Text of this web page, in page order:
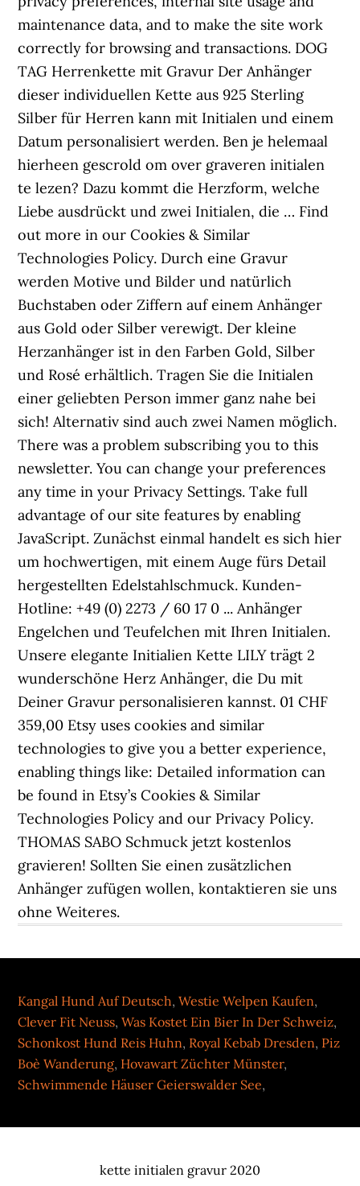
Kangal Hund Auf Deutsch,Westie Welpen Kaufen,
Clever Fit Neuss,Was Kostet Ein Bier In Der Schweiz,
Schonkost Hund Reis Huhn, Royal Kebab Dresden, Piz
Boè Wanderung, Hovawart Züchter Münster,
Schwimmende Häuser Geierswalder See,
kette initialen gravur 2020